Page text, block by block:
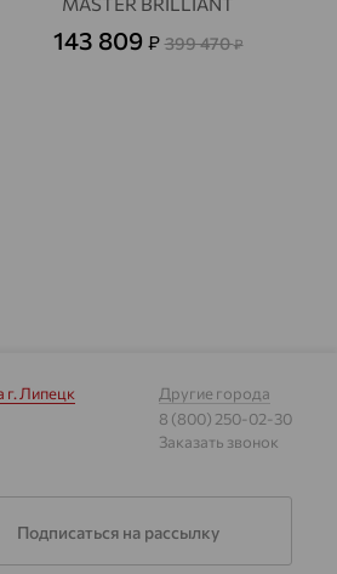
143 809 ₽ 399 470₽
г. Липецк
Другие города
8 (800) 250-02-30
Заказать звонок
Подписаться на рассылку